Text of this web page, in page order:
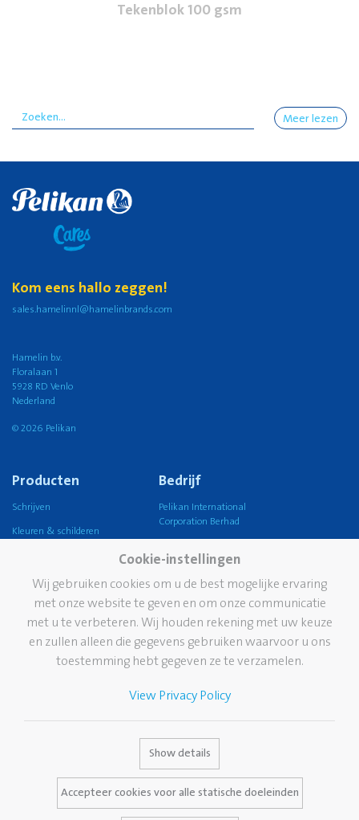
Tekenblok 100 gsm
Meer lezen
Kom eens hallo zeggen!
sales.hamelinnl@hamelinbrands.com
Hamelin b.v.
Floralaan 1
5928 RD Venlo
Nederland
© 2026 Pelikan
Producten
Schrijven
Kleuren & schilderen
Lijmen
Corrigeren en wissen
School
Bedrijf
Pelikan International
Corporation Berhad
Pelikan wereldwijd
Duurzaamheid
Pelikan TintenTurm
Het merk Pelikan
Dienstverlening
Media Database
Vaak gestelde vragen
Cookie-instellingen
Wij gebruiken cookies om u de best mogelijke ervaring
met onze website te geven en om onze communicatie
met u te verbeteren. Wij houden rekening met uw keuze
en zullen alleen die gegevens gebruiken waarvoor u ons
toestemming hebt gegeven ze te verzamelen.
View Privacy Policy
Show details
Accepteer cookies voor alle statische doeleinden